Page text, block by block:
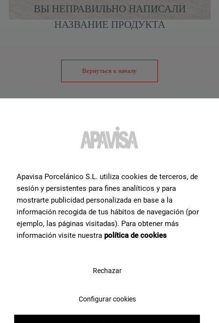
ВЫ НЕПРАВИЛЬНО НАПИСАЛИ
НАЗВАНИЕ ПРОДУКТА
Вернуться к началу
Коллекции
Zinc
Изделия
Фарфор
Apavisa Porcelánico S.L. utiliza cookies de terceros, de
sesión y persistentes para fines analíticos y para
mostrarte publicidad personalizada en base a la
información recogida de tus hábitos de navegación (por
ejemplo, las páginas visitadas). Para obtener más
información visite nuestra política de cookies
Rechazar
Configurar cookies